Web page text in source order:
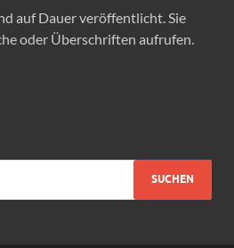
auf Dauer veröffentlicht. Sie
oder Überschriften aufrufen.